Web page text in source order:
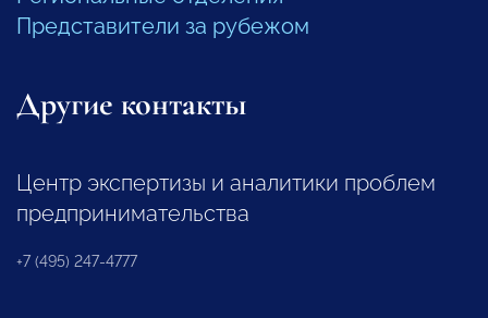
Представители за рубежом
Другие контакты
Центр экспертизы и аналитики проблем
предпринимательства
+7 (495) 247-4777